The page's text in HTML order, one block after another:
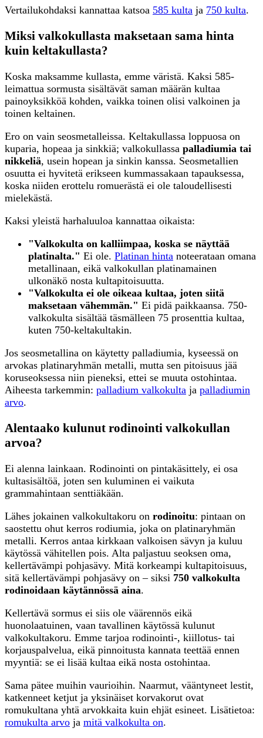
Vertailukohdaksi kannattaa katsoa 585 kulta ja 750 kulta.
Miksi valkokullasta maksetaan sama hinta
kuin keltakullasta?
Koska maksamme kullasta, emme väristä. Kaksi 585-
leimattua sormusta sisältävät saman määrän kultaa
painoyksikköä kohden, vaikka toinen olisi valkoinen ja
toinen keltainen.
Ero on vain seosmetalleissa. Keltakullassa loppuosa on
kuparia, hopeaa ja sinkkiä; valkokullassa palladiumia tai
nikkeliä, usein hopean ja sinkin kanssa. Seosmetallien
osuutta ei hyvitetä erikseen kummassakaan tapauksessa,
koska niiden erottelu romuerästä ei ole taloudellisesti
mielekästä.
Kaksi yleistä harhaluuloa kannattaa oikaista:
"Valkokulta on kalliimpaa, koska se näyttää
platinalta." Ei ole. Platinan hinta noteerataan omana
metallinaan, eikä valkokullan platinamainen
ulkonäkö nosta kultapitoisuutta.
"Valkokulta ei ole oikeaa kultaa, joten siitä
maksetaan vähemmän." Ei pidä paikkaansa. 750-
valkokulta sisältää täsmälleen 75 prosenttia kultaa,
kuten 750-keltakultakin.
Jos seosmetallina on käytetty palladiumia, kyseessä on
arvokas platinaryhmän metalli, mutta sen pitoisuus jää
koruseoksessa niin pieneksi, ettei se muuta ostohintaa.
Aiheesta tarkemmin: palladium valkokulta ja palladiumin
arvo.
Alentaako kulunut rodinointi valkokullan
arvoa?
Ei alenna lainkaan. Rodinointi on pintakäsittely, ei osa
kultasisältöä, joten sen kuluminen ei vaikuta
grammahintaan senttiäkään.
Lähes jokainen valkokultakoru on rodinoitu: pintaan on
saostettu ohut kerros rodiumia, joka on platinaryhmän
metalli. Kerros antaa kirkkaan valkoisen sävyn ja kuluu
käytössä vähitellen pois. Alta paljastuu seoksen oma,
kellertävämpi pohjasävy. Mitä korkeampi kultapitoisuus,
sitä kellertävämpi pohjasävy on – siksi 750 valkokulta
rodinoidaan käytännössä aina.
Kellertävä sormus ei siis ole väärennös eikä
huonolaatuinen, vaan tavallinen käytössä kulunut
valkokultakoru. Emme tarjoa rodinointi-, kiillotus- tai
korjauspalvelua, eikä pinnoitusta kannata teettää ennen
myyntiä: se ei lisää kultaa eikä nosta ostohintaa.
Sama pätee muihin vaurioihin. Naarmut, vääntyneet lestit,
katkenneet ketjut ja yksinäiset korvakorut ovat
romukultana yhtä arvokkaita kuin ehjät esineet. Lisätietoa:
romukulta arvo ja mitä valkokulta on.